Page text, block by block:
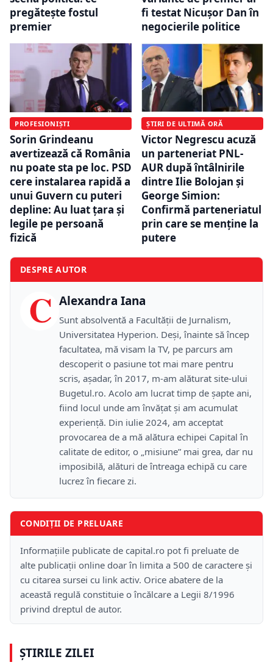
pregătește fostul
premier
fi testat Nicușor Dan în
negocierile politice
PROFESIONIȘTI
Sorin Grindeanu
avertizează că România
nu poate sta pe loc. PSD
cere instalarea rapidă a
unui Guvern cu puteri
depline: Au luat ţara şi
legile pe persoană
fizică
ȘTIRI DE ULTIMĂ ORĂ
Victor Negrescu acuză
un parteneriat PNL-
AUR după întâlnirile
dintre Ilie Bolojan și
George Simion:
Confirmă parteneriatul
prin care se menține la
putere
DESPRE AUTOR
C Alexandra Iana
Sunt absolventă a Facultății de Jurnalism,
Universitatea Hyperion. Deși, înainte să încep
facultatea, mă visam la TV, pe parcurs am
descoperit o pasiune tot mai mare pentru
scris, așadar, în 2017, m-am alăturat site-ului
Bugetul.ro. Acolo am lucrat timp de șapte ani,
fiind locul unde am învățat și am acumulat
experiență. Din iulie 2024, am acceptat
provocarea de a mă alătura echipei Capital în
calitate de editor, o „misiune” mai grea, dar nu
imposibilă, alături de întreaga echipă cu care
lucrez în fiecare zi.
CONDIȚII DE PRELUARE
Informațiile publicate de capital.ro pot fi preluate de
alte publicații online doar în limita a 500 de caractere și
cu citarea sursei cu link activ. Orice abatere de la
această regulă constituie o încălcare a Legii 8/1996
privind dreptul de autor.
ȘTIRILE ZILEI